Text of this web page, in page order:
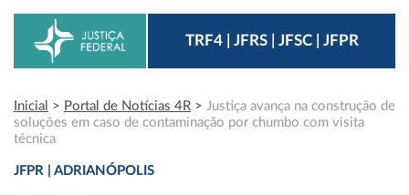
TRF4 | JFRS | JFSC | JFPR
Inicial > Portal de Notícias 4R > Justiça avança na construção de
soluções em caso de contaminação por chumbo com visita
técnica
JFPR | ADRIANÓPOLIS